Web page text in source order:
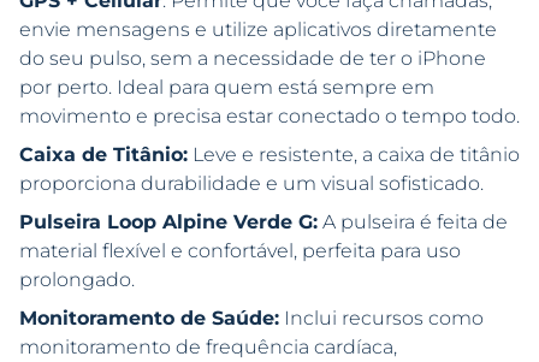
envie mensagens e utilize aplicativos diretamente
do seu pulso, sem a necessidade de ter o iPhone
por perto. Ideal para quem está sempre em
movimento e precisa estar conectado o tempo todo.
Caixa de Titânio: Leve e resistente, a caixa de titânio
proporciona durabilidade e um visual sofisticado.
Pulseira Loop Alpine Verde G: A pulseira é feita de
material flexível e confortável, perfeita para uso
prolongado.
Monitoramento de Saúde: Inclui recursos como
monitoramento de frequência cardíaca,